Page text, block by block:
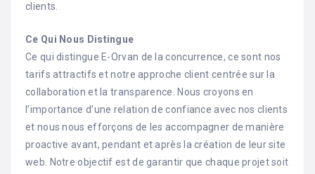
clients.
Ce Qui Nous Distingue
Ce qui distingue E-Orvan de la concurrence, ce sont nos
tarifs attractifs et notre approche client centrée sur la
collaboration et la transparence. Nous croyons en
l’importance d’une relation de confiance avec nos clients
et nous nous efforçons de les accompagner de manière
proactive avant, pendant et après la création de leur site
web. Notre objectif est de garantir que chaque projet soit